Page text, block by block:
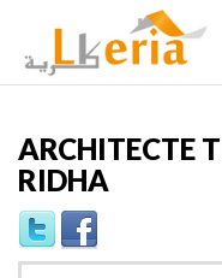
ARCHITECTE
RIDHA